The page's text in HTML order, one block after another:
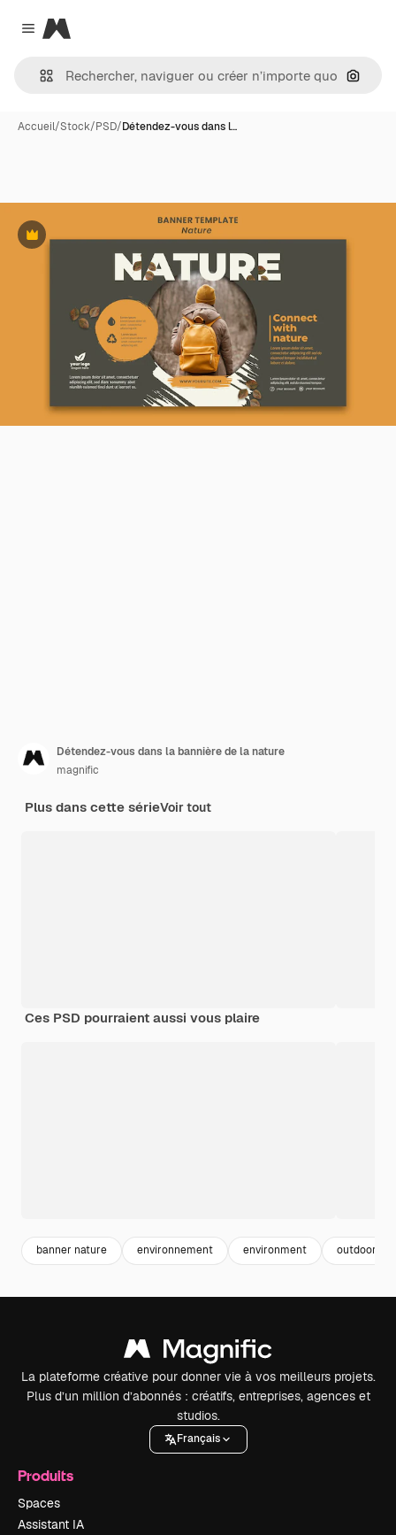
Close menu
Magnific
Accueil/Stock/PSD/Détendez-vous dans l…
Premium
Détendez-vous dans la bannière de la nature
magnific
Plus dans cette sérieVoir tout
Ces PSD pourraient aussi vous plaire
banner nature environnement environment outdoor
La plateforme créative pour donner vie à vos meilleurs projets.
Plus d’un million d’abonnés : créatifs, entreprises, agences et
studios.
Français
Produits
Spaces
Assistant IA